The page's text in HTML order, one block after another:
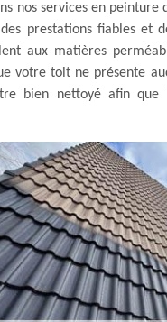
nos services en peinture
prestations fiables et
aux matières
votre toit ne présente
bien nettoyé afin que